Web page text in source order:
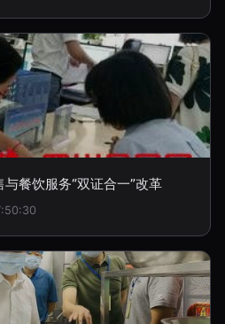
餐饮服务“双证合一”改革